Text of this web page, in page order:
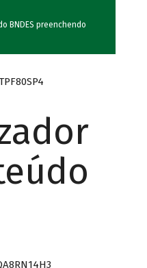
BNDES preenchendo